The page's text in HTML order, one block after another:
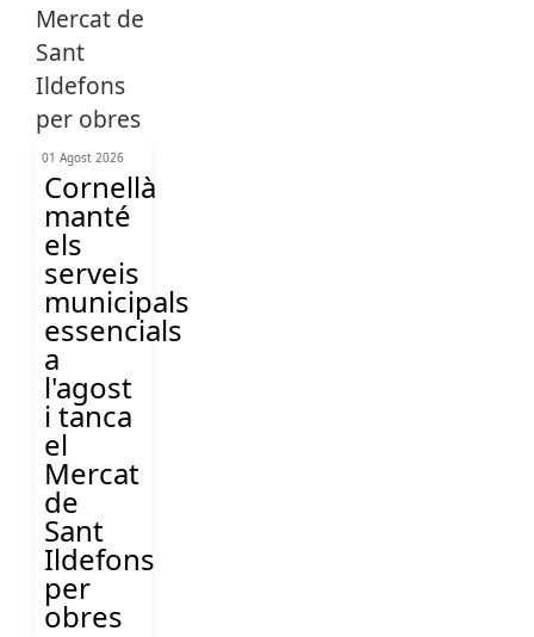
01 Agost 2026
Cornellà
manté
els
serveis
municipals
essencials
a
l'agost
i tanca
el
Mercat
de
Sant
Ildefons
per
obres